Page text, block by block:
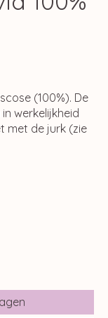
(100%). De
werkelijkheid
met de jurk (zie